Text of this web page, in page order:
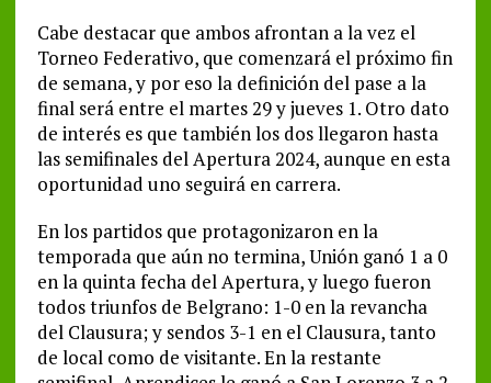
Cabe destacar que ambos afrontan a la vez el
Torneo Federativo, que comenzará el próximo fin
de semana, y por eso la definición del pase a la
final será entre el martes 29 y jueves 1. Otro dato
de interés es que también los dos llegaron hasta
las semifinales del Apertura 2024, aunque en esta
oportunidad uno seguirá en carrera.
En los partidos que protagonizaron en la
temporada que aún no termina, Unión ganó 1 a 0
en la quinta fecha del Apertura, y luego fueron
todos triunfos de Belgrano: 1-0 en la revancha
del Clausura; y sendos 3-1 en el Clausura, tanto
de local como de visitante. En la restante